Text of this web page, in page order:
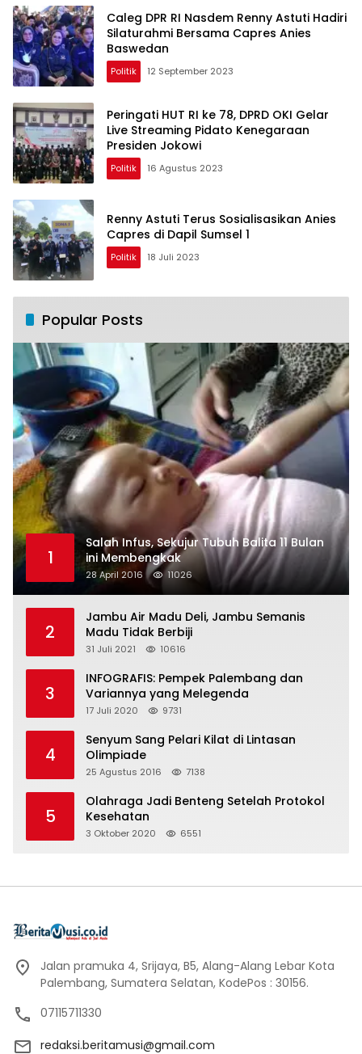
Caleg DPR RI Nasdem Renny Astuti Hadiri
Silaturahmi Bersama Capres Anies
Baswedan
Politik 12 September 2023
Peringati HUT RI ke 78, DPRD OKI Gelar
Live Streaming Pidato Kenegaraan
Presiden Jokowi
Politik 16 Agustus 2023
Renny Astuti Terus Sosialisasikan Anies
Capres di Dapil Sumsel 1
Politik 18 Juli 2023
Popular Posts
1
Salah Infus, Sekujur Tubuh Balita 11 Bulan
ini Membengkak
28 April 2016 11026
2
Jambu Air Madu Deli, Jambu Semanis
Madu Tidak Berbiji
31 Juli 2021 10616
3
INFOGRAFIS: Pempek Palembang dan
Variannya yang Melegenda
17 Juli 2020 9731
4
Senyum Sang Pelari Kilat di Lintasan
Olimpiade
25 Agustus 2016 7138
5
Olahraga Jadi Benteng Setelah Protokol
Kesehatan
3 Oktober 2020 6551
Jalan pramuka 4, Srijaya, B5, Alang-Alang Lebar Kota
Palembang, Sumatera Selatan, KodePos : 30156.
07115711330
redaksi.beritamusi@gmail.com